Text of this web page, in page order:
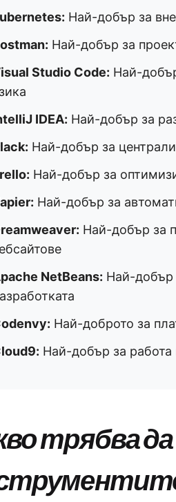
Най-добър за
Най-добър за
Studio Code: Най-
IDEA: Най-добър за
Най-добър за
Най-добър за
Най-добър за
Най-добър за
NetBeans: Най-добър
Най-доброто за
Най-добър за работа
трябва